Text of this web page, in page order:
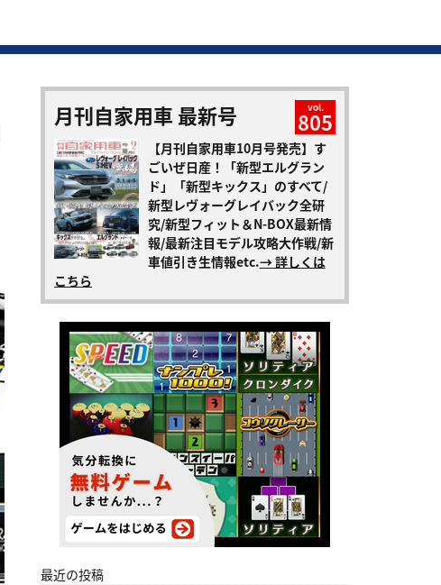
月刊自家用車 最新号 vol.
805
【月刊自家用車10月号発売】す
ごいぜ日産！「新型エルグラン
ド」「新型キックス」のすべて/
新型レヴォーグレイバック全研
究/新型フィット＆N-BOX最新情
報/最新注目モデル攻略大作戦/新
車値引き生情報etc.→ 詳しくは
こちら
最近の投稿